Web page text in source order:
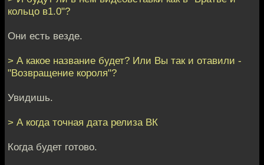
кольцо в1.0"?
Они есть везде.
> А какое название будет? Или Вы так и отавили -
"Возвращение короля"?
Увидишь.
> А когда точная дата релиза ВК
Когда будет готово.